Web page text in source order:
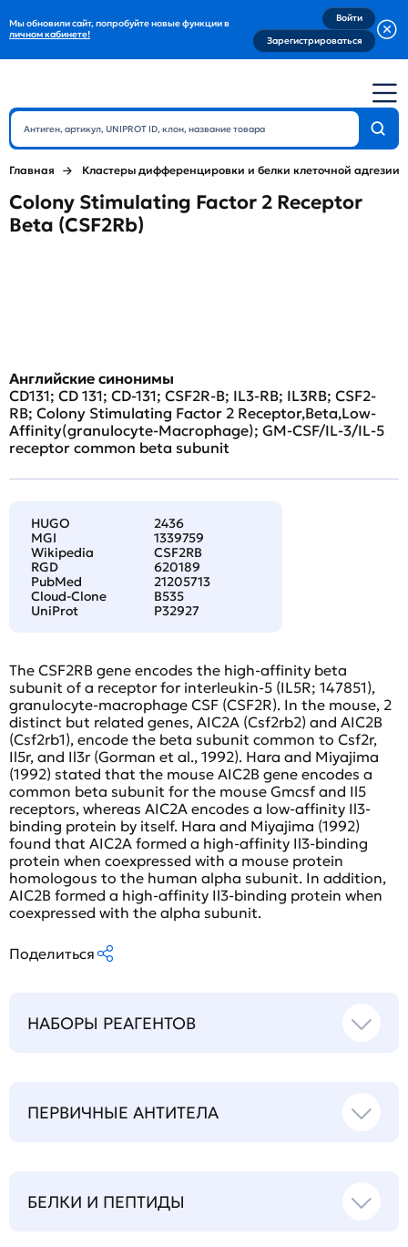
Мы обновили сайт, попробуйте новые функции в
личном кабинете!
Войти
Зарегистрироваться
Главная Кластеры дифференцировки и белки клеточной адгезии
Colony Stimulating Factor 2 Receptor
Beta (CSF2Rb)
Английские синонимы
CD131; CD 131; CD-131; CSF2R-B; IL3-RB; IL3RB; CSF2-
RB; Colony Stimulating Factor 2 Receptor,Beta,Low-
Affinity(granulocyte-Macrophage); GM-CSF/IL-3/IL-5
receptor common beta subunit
HUGO
2436
MGI
1339759
Wikipedia
CSF2RB
RGD
620189
PubMed
21205713
Cloud-Clone
B535
UniProt
P32927
The CSF2RB gene encodes the high-affinity beta
subunit of a receptor for interleukin-5 (IL5R; 147851),
granulocyte-macrophage CSF (CSF2R). In the mouse, 2
distinct but related genes, AIC2A (Csf2rb2) and AIC2B
(Csf2rb1), encode the beta subunit common to Csf2r,
Il5r, and Il3r (Gorman et al., 1992). Hara and Miyajima
(1992) stated that the mouse AIC2B gene encodes a
common beta subunit for the mouse Gmcsf and Il5
receptors, whereas AIC2A encodes a low-affinity Il3-
binding protein by itself. Hara and Miyajima (1992)
found that AIC2A formed a high-affinity Il3-binding
protein when coexpressed with a mouse protein
homologous to the human alpha subunit. In addition,
AIC2B formed a high-affinity Il3-binding protein when
coexpressed with the alpha subunit.
Поделиться
НАБОРЫ РЕАГЕНТОВ
ПЕРВИЧНЫЕ АНТИТЕЛА
БЕЛКИ И ПЕПТИДЫ